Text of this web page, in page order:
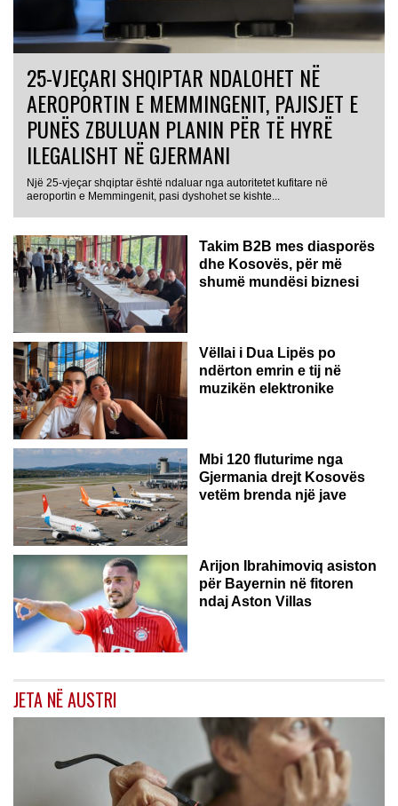
25-VJEÇARI SHQIPTAR NDALOHET NË
AEROPORTIN E MEMMINGENIT, PAJISJET E
PUNËS ZBULUAN PLANIN PËR TË HYRË
ILEGALISHT NË GJERMANI
Një 25-vjeçar shqiptar është ndaluar nga autoritetet kufitare në
aeroportin e Memmingenit, pasi dyshohet se kishte...
Takim B2B mes diasporës
dhe Kosovës, për më
shumë mundësi biznesi
Vëllai i Dua Lipës po
ndërton emrin e tij në
muzikën elektronike
GJERMANI
Mbi 120 fluturime nga
Gjermania drejt Kosovës
vetëm brenda një jave
Arijon Ibrahimoviq asiston
për Bayernin në fitoren
ndaj Aston Villas
JETA NË AUSTRI